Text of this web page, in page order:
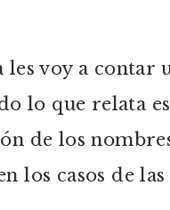
les voy a contar
lo que relata
de los
los casos de